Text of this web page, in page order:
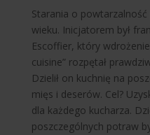
Starania o
wieku. Inicjatorem był
Escoffier, który
cuisine” rozpętał
Dzielił on kuchnię na
mięs i deserów. Cel?
dla każdego kucharza.
poszczególnych potraw